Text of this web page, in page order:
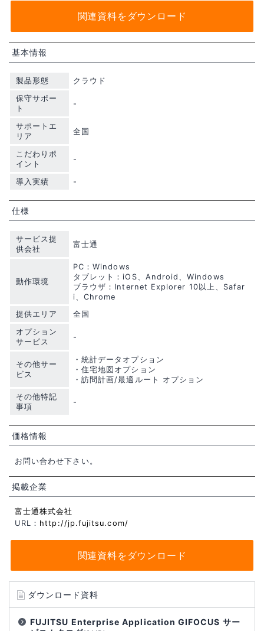
関連資料をダウンロード
基本情報
製品形態
クラウド
保守サポー
ト
-
サポートエ
リア
全国
こだわりポ
イント
-
導入実績 -
仕様
サービス提
供会社
富士通
動作環境
PC：Windows
タブレット：iOS、Android、Windows
ブラウザ：Internet Explorer 10以上、Safar
i、Chrome
提供エリア
全国
オプション
サービス
-
その他サー
ビス
・統計データオプション
・住宅地図オプション
・訪問計画/最適ルート オプション
その他特記
事項
-
価格情報
お問い合わせ下さい。
掲載企業
富士通株式会社
URL： http://jp.fujitsu.com/
関連資料をダウンロード
ダウンロード資料
FUJITSU Enterprise Application GIFOCUS サー